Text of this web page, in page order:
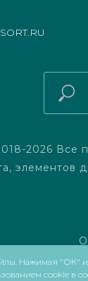
2026 Все
элементов
Нажимая "ОК"
cookie в